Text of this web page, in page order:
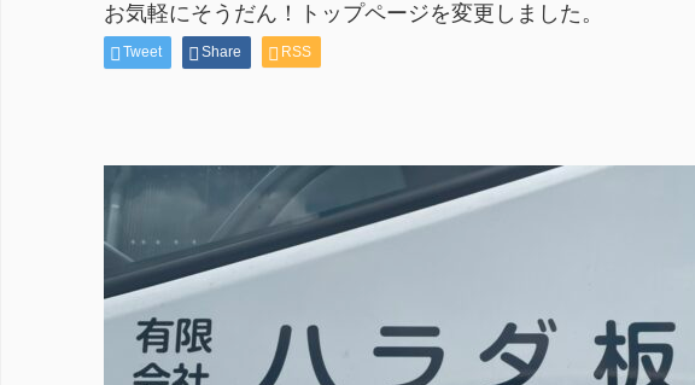
お気軽にそうだん！トップページを変更しました。
Tweet Share RSS